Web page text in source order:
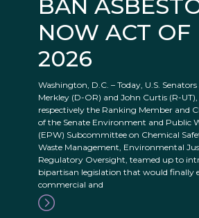
BAN
NOW ACT OF
2026
Washington, D.C. – Today, U.S. Senators
Merkley (D-OR) and John Curtis (R-UT),
respectively the Ranking Member and
of the Senate Environment and Public
(EPW) Subcommittee on Chemical
Waste Management, Environmental
Regulatory Oversight, teamed up to
bipartisan legislation that would finally
commercial and